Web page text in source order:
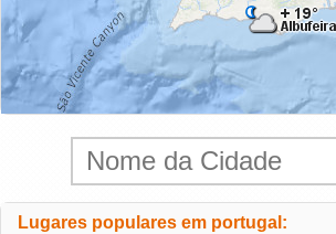
Lugares populares em portugal: